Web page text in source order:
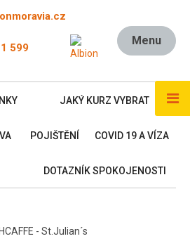
599
Menu
JAKÝ KURZ VYBRAT
POJIŠTĚNÍ COVID 19 A VÍZA
DOTAZNÍK SPOKOJENOSTI
- St.Julian´s